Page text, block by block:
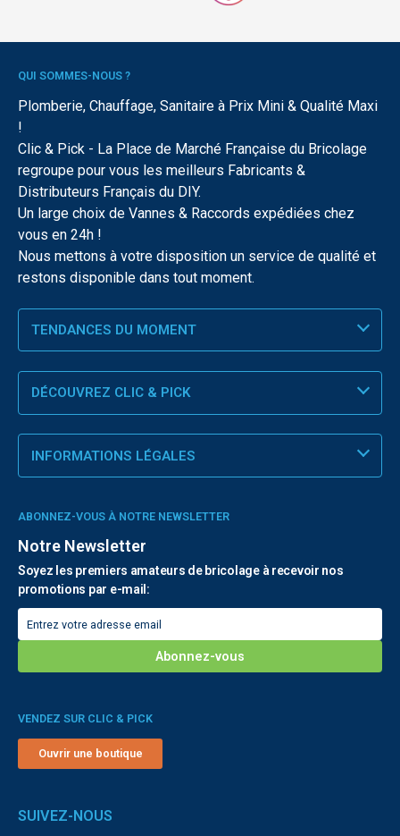
QUI SOMMES-NOUS ?
Plomberie, Chauffage, Sanitaire à Prix Mini & Qualité Maxi
!
Clic & Pick - La Place de Marché Française du Bricolage
regroupe pour vous les meilleurs Fabricants &
Distributeurs Français du DIY.
Un large choix de Vannes & Raccords expédiées chez
vous en 24h !
Nous mettons à votre disposition un service de qualité et
restons disponible dans tout moment.
TENDANCES DU MOMENT
DÉCOUVREZ CLIC & PICK
INFORMATIONS LÉGALES
ABONNEZ-VOUS À NOTRE NEWSLETTER
Notre Newsletter
Soyez les premiers amateurs de bricolage à recevoir nos
promotions par e-mail:
VENDEZ SUR CLIC & PICK
Ouvrir une boutique
SUIVEZ-NOUS